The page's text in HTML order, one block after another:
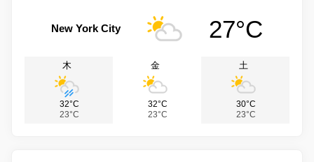
New York City 27°C
木
32°C
23°C
金
32°C
23°C
土
30°C
23°C